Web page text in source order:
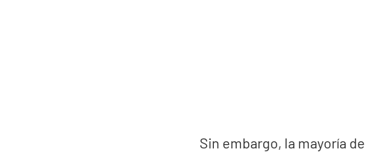
Sin embargo, la mayoría